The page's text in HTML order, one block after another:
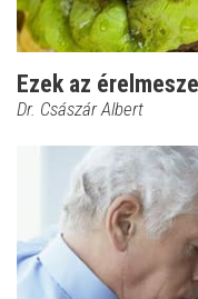
Ezek az
Dr. Császár Albert